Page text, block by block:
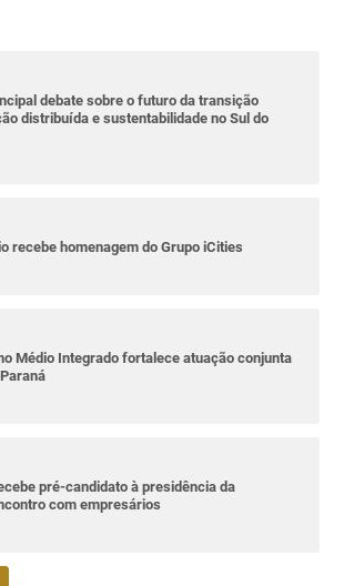
debate sobre o futuro da transição
distribuída e sustentabilidade no Sul do
recebe homenagem do Grupo iCities
Médio Integrado fortalece atuação conjunta
pré-candidato à presidência da
com empresários